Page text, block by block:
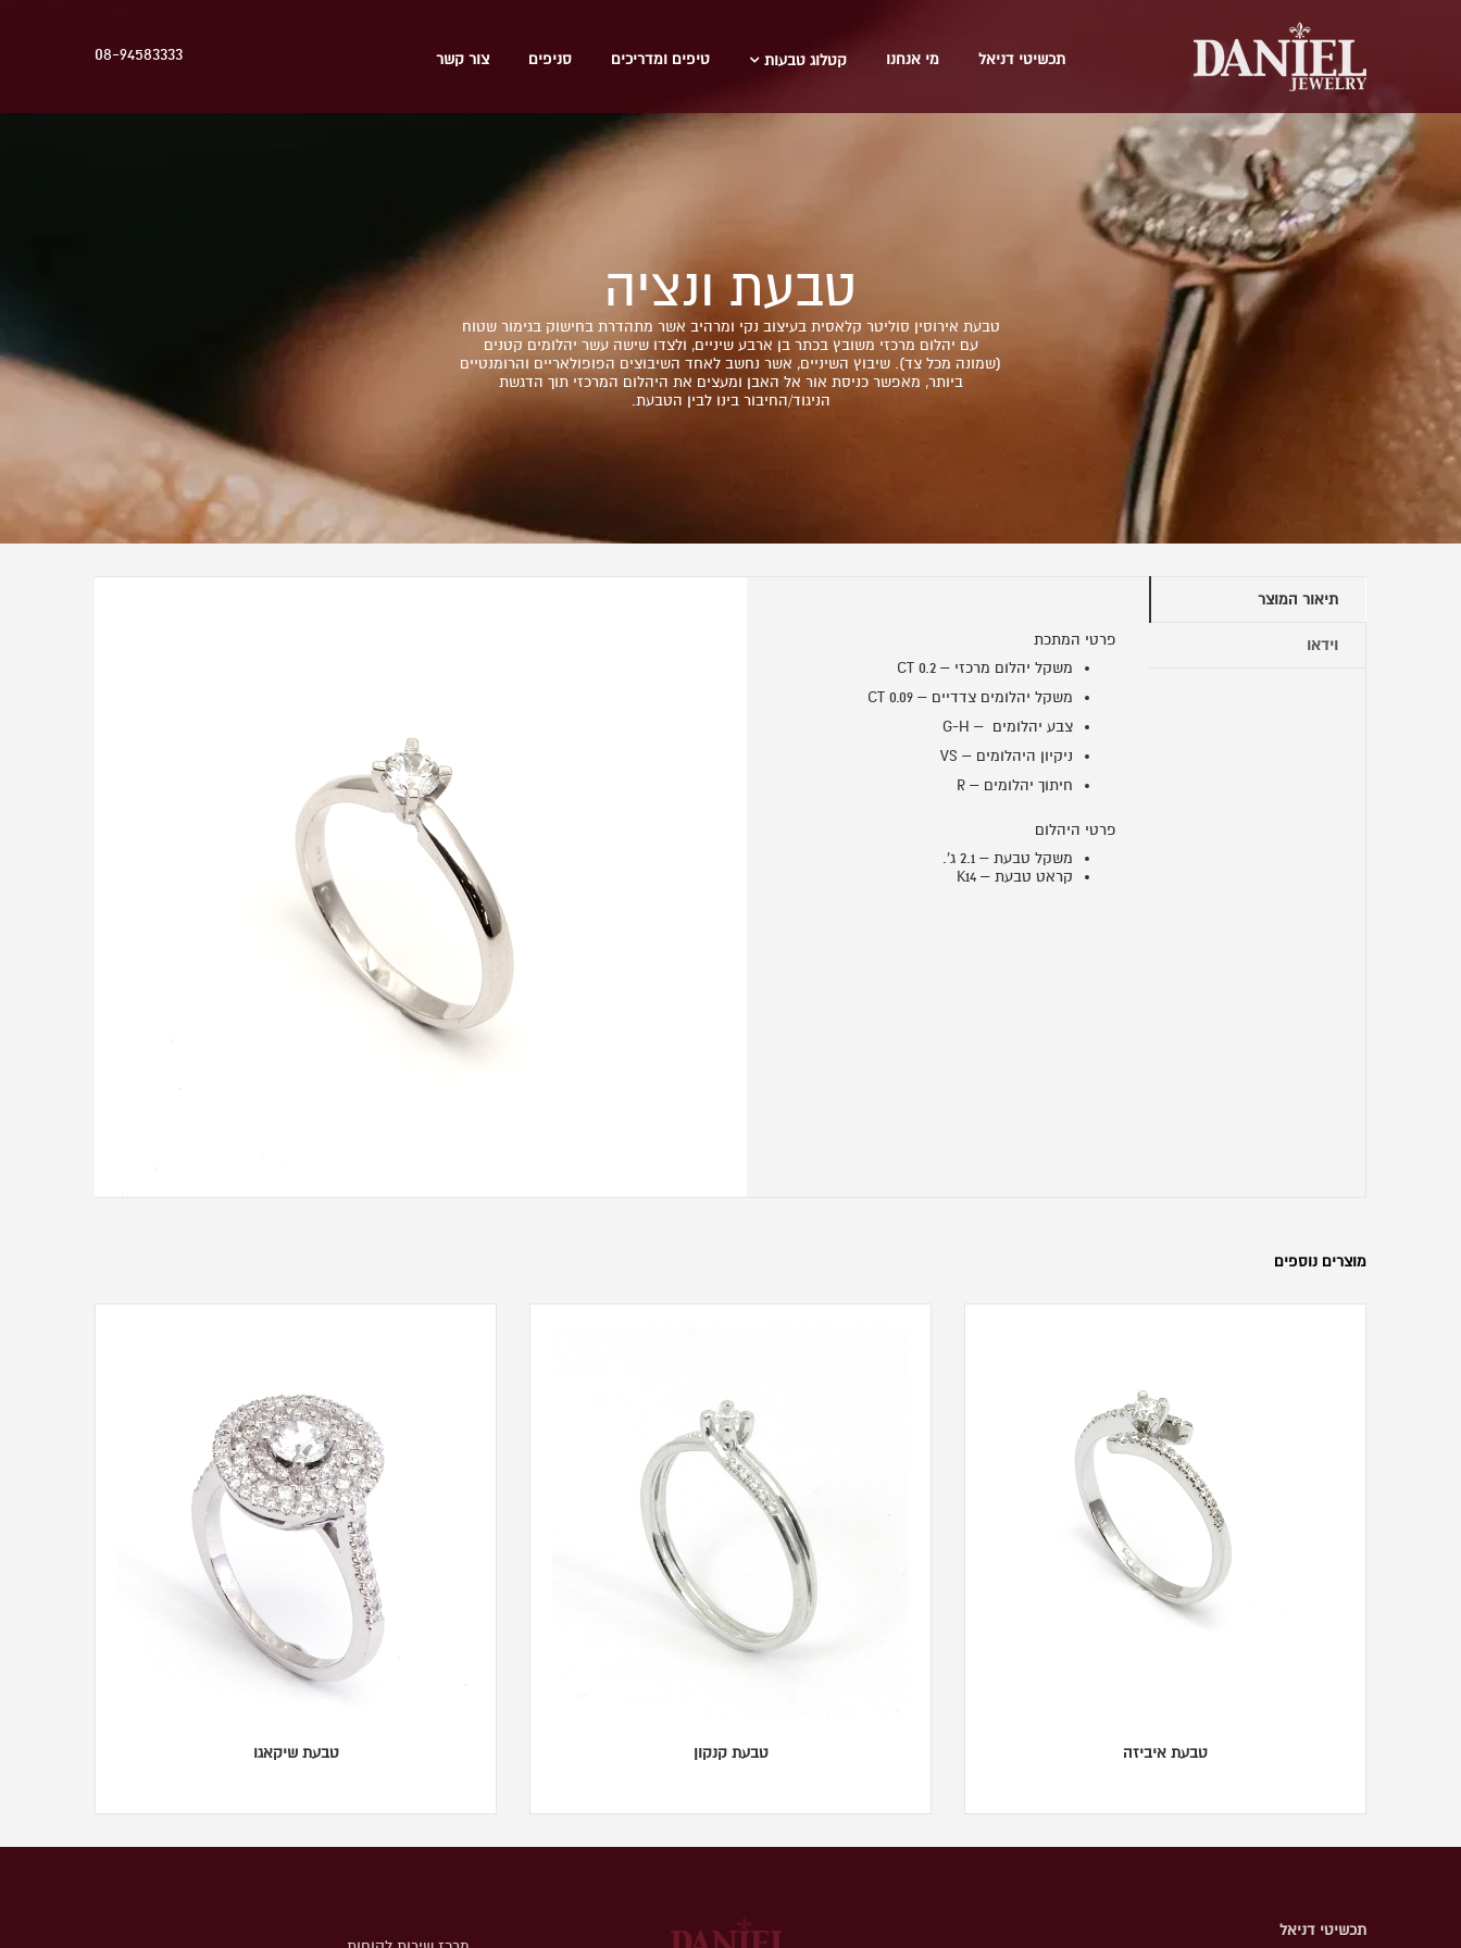
תכשיטי דניאל מי אנחנו קטלוג טבעות טיפים ומדריכים סניפים צור קשר 08-94583333
טבעת ונציה
טבעת אירוסין סוליטר קלאסית בעיצוב נקי ומרהיב אשר מתהדרת בחישוק בגימור שטוח
עם יהלום מרכזי משובץ בכתר בן ארבע שיניים, ולצדו שישה עשר יהלומים קטנים
(שמונה מכל צד). שיבוץ השיניים, אשר נחשב לאחד השיבוצים הפופולאריים והרומנטיים
ביותר, מאפשר כניסת אור אל האבן ומעצים את היהלום המרכזי תוך הדגשת
הניגוד/החיבור בינו לבין הטבעת.
תיאור המוצר
וידאו
פרטי המתכת
משקל יהלום מרכזי – CT 0.2
משקל יהלומים צדדיים – CT 0.09
צבע יהלומים – G-H
ניקיון היהלומים – VS
חיתוך יהלומים – R
פרטי היהלום
משקל טבעת – 2.1 ג'.
קראט טבעת – K14
מוצרים נוספים
טבעת שיקאגו טבעת קנקון טבעת איביזה
תכשיטי דניאל